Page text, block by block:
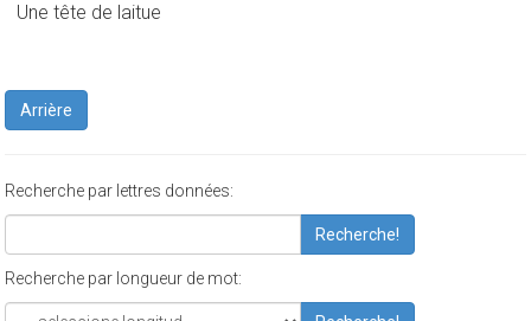
Une tête de laitue
Arrière
Recherche par lettres données:
Recherche!
Recherche par longueur de mot: